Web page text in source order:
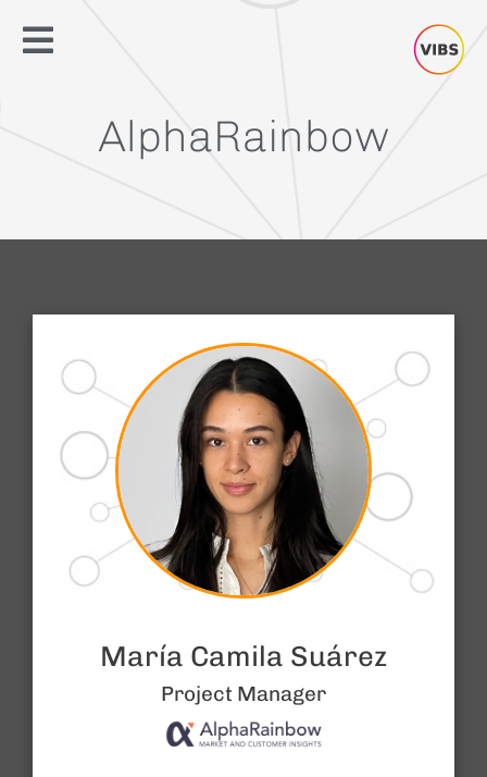
AlphaRainbow
María Camila Suárez
Project Manager